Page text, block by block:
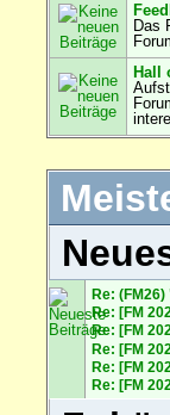
Das
Hall
Re:
Re: [FM
Re: [FM
Re: [FM
Re: [FM
Re: [FM